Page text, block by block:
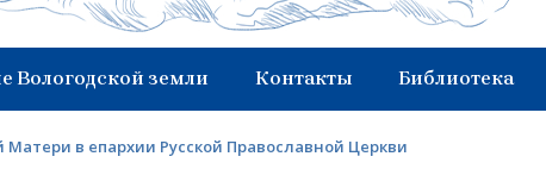
Вологодской земли Контакты Библиотека
в епархии Русской Православной Церкви